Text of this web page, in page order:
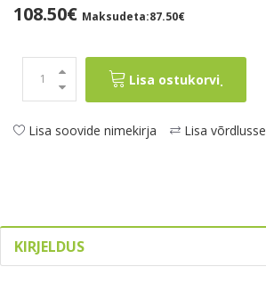
108.50€ Maksudeta:87.50€
Lisa ostukorvi.
Lisa soovide nimekirja Lisa võrdlusse
KIRJELDUS